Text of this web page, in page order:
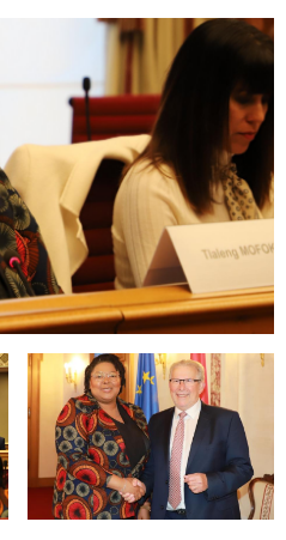
Open image in gallery